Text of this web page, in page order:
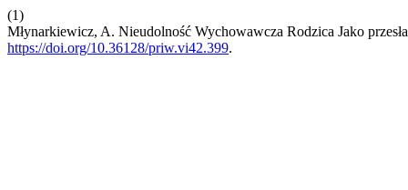
(1)
Młynarkiewicz, A. Nieudolność Wychowawcza Rodzica Jako
https://doi.org/10.36128/priw.vi42.399.